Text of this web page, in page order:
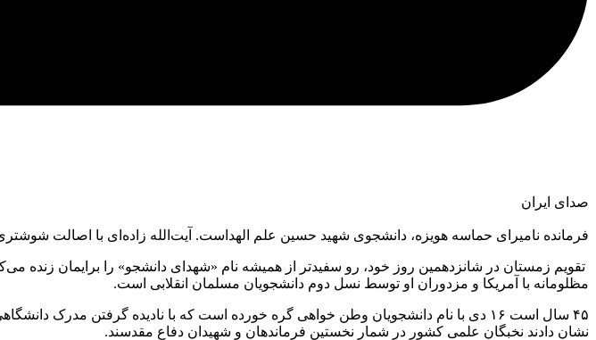
صدای ایران
فرمانده نامیرای حماسه هویزه، دانشجوی شهید حسین علم الهداست. آیت‌الله زاده‌ای با اصالت
مظلومانه با آمریکا و مزدوران او توسط نسل دوم دانشجویان مسلمان انقلابی است.
۴۵ سال است ۱۶ دی با نام دانشجویان وطن خواهی گره خورده است که با نادیده گرفتن
نشان دادند نخبگان علمی کشور در شمار نخستین فرماندهان و شهیدان دفاع مقدسند.